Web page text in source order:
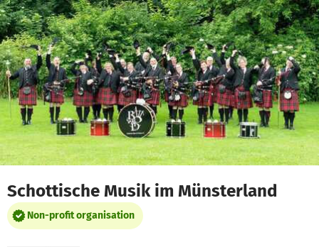
Skip to main content
Show accessibility statement
Schottische Musik im Münsterland
Non-profit organisation